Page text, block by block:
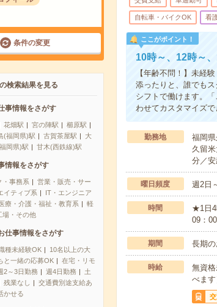
条件の変更
検索結果を見る
事情報をさがす
花畑駅 宮の陣駅
櫛原駅
(福岡県)駅 古賀茶屋駅
大
岡県)駅 甘木(西鉄線)駅
情報をさがす
・事務系
営業・販売・サー
イティブ系
IT・エンジニア
医療・介護・福祉・教育系
軽
場・その他
仕事情報をさがす
種未経験OK
10名以上の大
と一緒の応募OK
在宅・リモ
2～3日勤務 週4日勤務
土
残業なし
交通費別途支給あ
かせる
自転車・バイクOK 看
ここがポイント！
10時～、12時～
【年齢不問！】未経
添ったりと、誰でも
シフトで働けます。
わせてカスタマイズで
勤務地
福岡
久留
分／
曜日頻度 週2日
時間
★1日4
09：
期間 長期
時給
無資
べま